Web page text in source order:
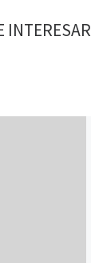
INTERESAR